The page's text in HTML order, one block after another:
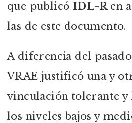
que publicó IDL-R en
las de este documento.
A diferencia del
VRAE justificó una y
vinculación tolerante y
los niveles bajos y